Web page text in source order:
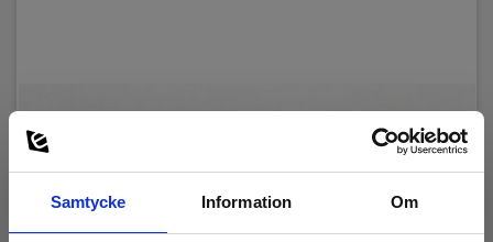
Samtycke Information Om